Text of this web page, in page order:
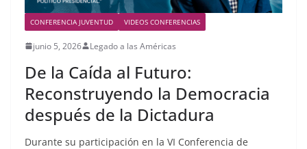
CONFERENCIA JUVENTUD VIDEOS CONFERENCIAS
junio 5, 2026 Legado a las Américas
De la Caída al Futuro:
Reconstruyendo la Democracia
después de la Dictadura
Durante su participación en la VI Conferencia de